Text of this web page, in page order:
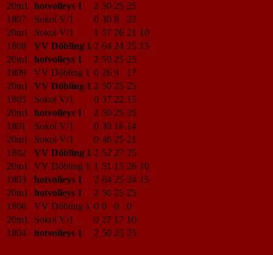
20m1
hotvolleys 1 2 50 25 25
1807
Sokol V/1 0 30 8
22
20m1
Sokol V/1 1 57 26 21 10
1808
VV Döbling 1 2 64 24 25 15
20m1
hotvolleys 1 2 50 25 25
1809
VV Döbling 1 0 26 9
17
20m1
VV Döbling 1 2 50 25 25
1805
Sokol V/1 0 37 22 15
20m1
hotvolleys 1 2 50 25 25
1801
Sokol V/1 0 30 16 14
20m1
Sokol V/1 0 46 25 21
1802
VV Döbling 1 2 52 27 25
20m1
VV Döbling 1 1 51 15 26 10
1803
hotvolleys 1 2 64 25 24 15
20m1
hotvolleys 1 2 50 25 25
1806
VV Döbling 1 0 0 0
0
20m1
Sokol V/1 0 27 17 10
1804
hotvolleys 1 2 50 25 25